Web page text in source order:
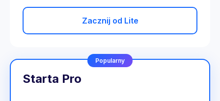
Zacznij od Lite
Popularny
Starta Pro